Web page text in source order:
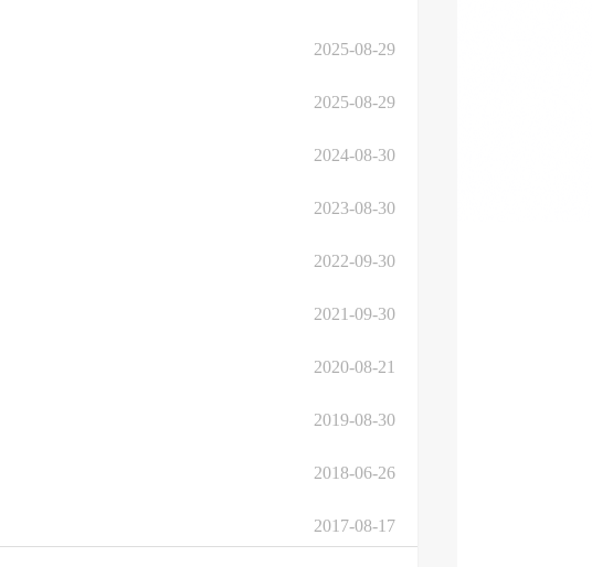
2025-08-29
2025-08-29
2024-08-30
2023-08-30
2022-09-30
2021-09-30
2020-08-21
2019-08-30
2018-06-26
2017-08-17